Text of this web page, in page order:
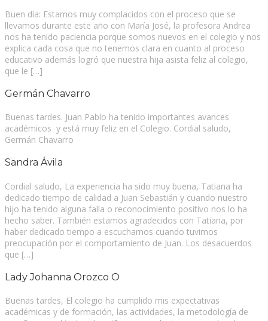
Buen día: Estamos muy complacidos con el proceso que se
llevamos durante este año con María José, la profesora Andrea
nos ha tenido paciencia porque somos nuevos en el colegio y nos
explica cada cosa que no tenemos clara en cuanto al proceso
educativo además logró que nuestra hija asista feliz al colegio,
que le […]
Germán Chavarro
Buenas tardes. Juan Pablo ha tenido importantes avances
académicos y está muy feliz en el Colegio. Cordial saludo,
Germán Chavarro
Sandra Ávila
Cordial saludo, La experiencia ha sido muy buena, Tatiana ha
dedicado tiempo de calidad a Juan Sebastián y cuando nuestro
hijo ha tenido alguna falla o reconocimiento positivo nos lo ha
hecho saber. También estamos agradecidos con Tatiana, por
haber dedicado tiempo a escucharnos cuando tuvimos
preocupación por el comportamiento de Juan. Los desacuerdos
que […]
Lady Johanna Orozco O
Buenas tardes, El colegio ha cumplido mis expectativas
académicas y de formación, las actividades, la metodología de